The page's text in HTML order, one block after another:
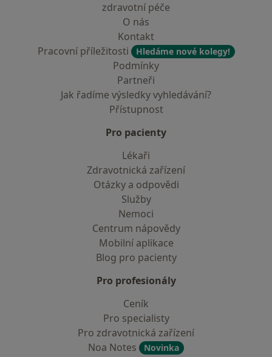
zdravotní péče
O nás
Kontakt
Pracovní příležitosti
Hledáme nové kolegy!
Podmínky
Partneři
Jak řadíme výsledky vyhledávání?
Přístupnost
Pro pacienty
Lékaři
Zdravotnická zařízení
Otázky a odpovědi
Služby
Nemoci
Centrum nápovědy
Mobilní aplikace
Blog pro pacienty
Pro profesionály
Ceník
Pro specialisty
Pro zdravotnická zařízení
Noa Notes
Novinka